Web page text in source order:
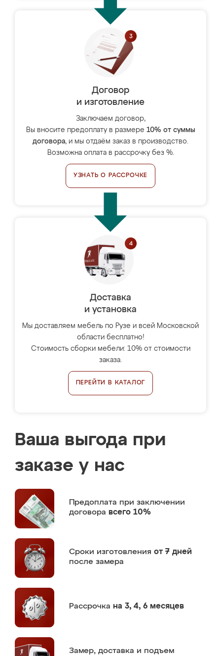
Договор
и изготовление
Заключаем договор,
Вы вносите предоплату в размере 10% от суммы
договора, и мы отдаём заказ в производство.
Возможна оплата в рассрочку без %.
УЗНАТЬ О РАССРОЧКЕ
Доставка
и установка
Мы доставляем мебель по Рузе и всей Московской
области бесплатно!
Стоимость сборки мебели: 10% от стоимости
заказа.
ПЕРЕЙТИ В КАТАЛОГ
Ваша выгода при
заказе у нас
Предоплата при заключении
договора всего 10%
Сроки изготовления от 7 дней
после замера
Рассрочка на 3, 4, 6 месяцев
Замер, доставка и подъем